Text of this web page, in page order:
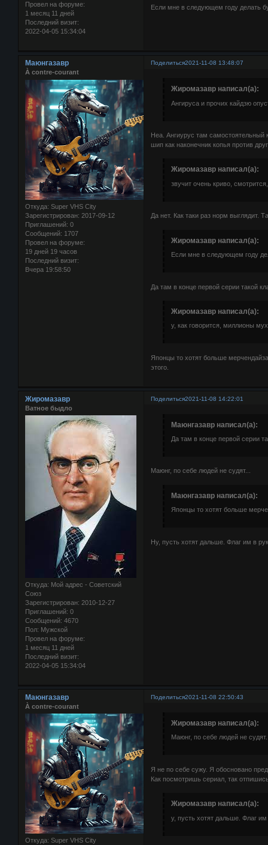
Провел на форуме:
1 месяц 11 дней
Последний визит:
2022-04-05 15:34:04
Если мне в следующем году делать
Поделиться2021-11-08 13:48:07
Маюнгазавр
À contre-courant
Откуда: Super VHS City
Зарегистрирован: 2017-09-12
Приглашений: 0
Сообщений: 1707
Провел на форуме:
19 дней 19 часов
Последний визит:
Вчера 19:58:50
Жиромазавр написал(а):
Ангируса и прочих кайдзю
Неа. Ангиурус там самостоятельный
шип как наконечник копья против
Жиромазавр написал(а):
звучит очень криво,
Да нет. Как таки раз норм выглядит.
Жиромазавр написал(а):
Если мне в следующем году
Да там в конце первой серии такой
Жиромазавр написал(а):
у, как говорится, миллионы
Японцы то хотят больше
этого.
Поделиться2021-11-08 14:22:01
Жиромазавр
Ватное быдло
Откуда: Мой адрес - Советский
Союз
Зарегистрирован: 2010-12-27
Приглашений: 0
Сообщений: 4670
Пол: Мужской
Провел на форуме:
1 месяц 11 дней
Последний визит:
2022-04-05 15:34:04
Маюнгазавр написал(а):
Да там в конце первой серии
Маюнг, по себе людей не судят...
Маюнгазавр написал(а):
Японцы то хотят больше
Ну, пусть хотят дальше. Флаг им в
Поделиться2021-11-08 22:50:43
Маюнгазавр
À contre-courant
Откуда: Super VHS City
Жиромазавр написал(а):
Маюнг, по себе людей не
Я не по себе сужу. Я обосновано
Как посмотришь сериал, так
Жиромазавр написал(а):
у, пусть хотят дальше. Флаг им